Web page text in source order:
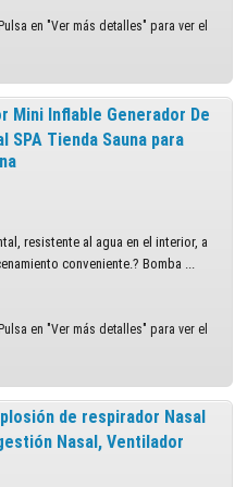
en "Ver más detalles" para ver el
Mini Inflable Generador De
SPA Tienda Sauna para
resistente al agua en el interior, a
conveniente.? Bomba ...
en "Ver más detalles" para ver el
de respirador Nasal
Nasal, Ventilador